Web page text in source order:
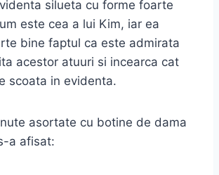
silueta cu forme foarte
este cea a lui Kim, iar ea
bine faptul ca este admirata
acestor atuuri si incearca cat
scoata in evidenta.
asortate cu botine de dama
a afisat: